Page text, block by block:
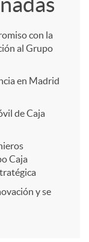
con la
al Grupo
en Madrid
de Caja
Caja
y se